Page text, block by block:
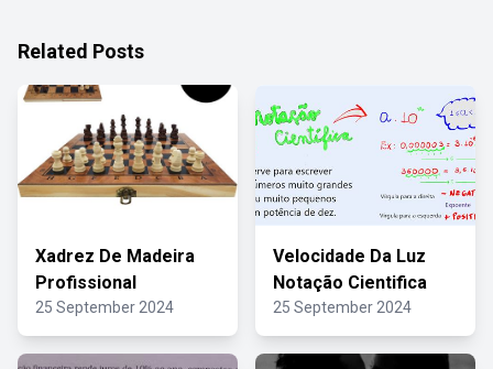
Related Posts
Xadrez De Madeira
Profissional
25 September 2024
Velocidade Da Luz
Notação Cientifica
25 September 2024